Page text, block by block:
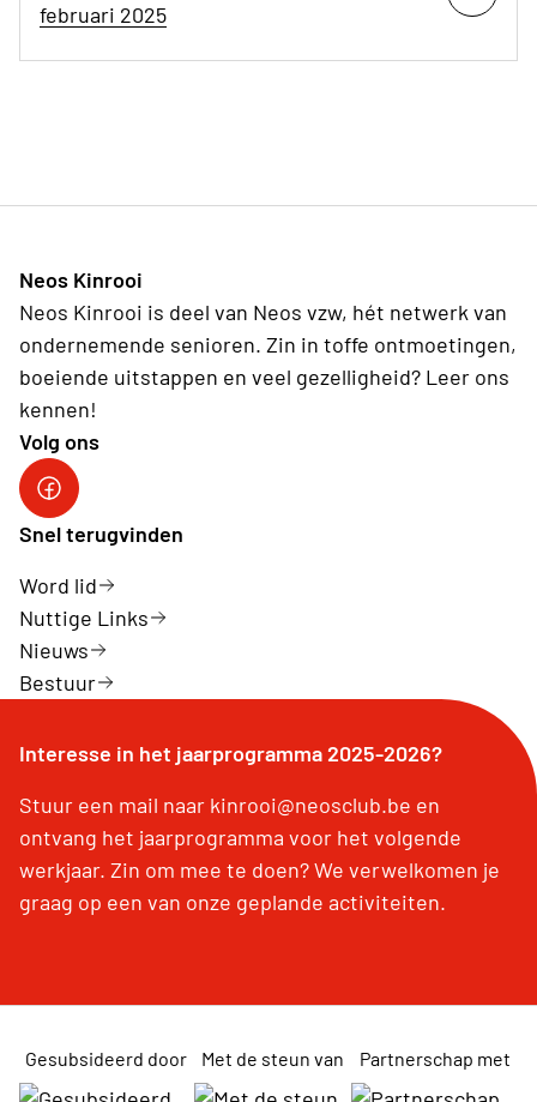
februari 2025
Neos Kinrooi
Neos Kinrooi is deel van Neos vzw, hét netwerk van
ondernemende senioren. Zin in toffe ontmoetingen,
boeiende uitstappen en veel gezelligheid? Leer ons
kennen!
Volg ons
Neos Kinrooi
Snel terugvinden
Word lid
Nuttige Links
Nieuws
Bestuur
Interesse in het jaarprogramma 2025-2026?
Stuur een mail naar kinrooi@neosclub.be en
ontvang het jaarprogramma voor het volgende
werkjaar. Zin om mee te doen? We verwelkomen je
graag op een van onze geplande activiteiten.
Gesubsideerd door Met de steun van Partnerschap met